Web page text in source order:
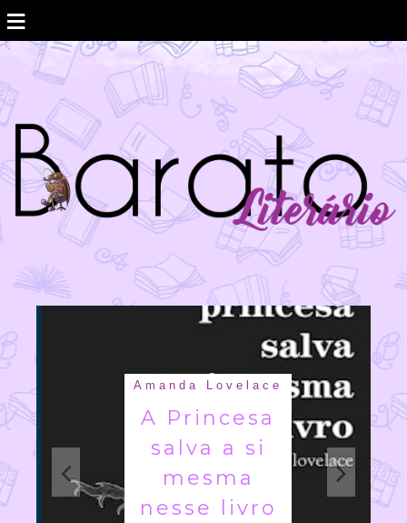
≡
Amanda Lovelace
A Princesa
salva a si
mesma
nesse livro